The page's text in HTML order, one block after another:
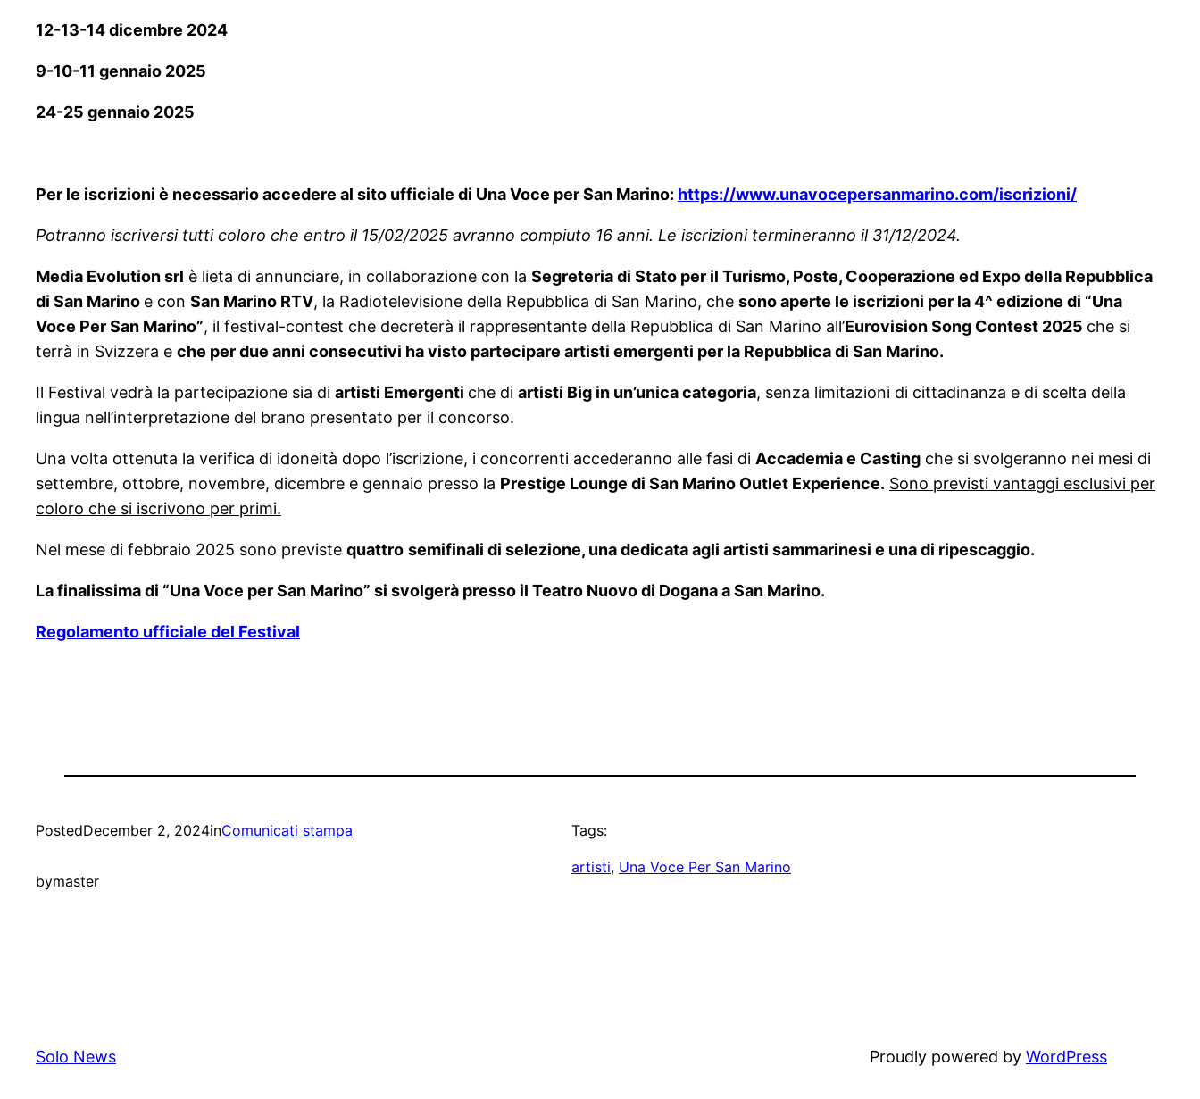
12-13-14 dicembre 2024
9-10-11 gennaio 2025
24-25 gennaio 2025
Per le iscrizioni è necessario accedere al sito ufficiale di Una Voce per San Marino: https://www.unavocepersanmarino.com/iscrizioni/
Potranno iscriversi tutti coloro che entro il 15/02/2025 avranno compiuto 16 anni. Le iscrizioni termineranno il 31/12/2024.
Media Evolution srl è lieta di annunciare, in collaborazione con la Segreteria di Stato per il Turismo, Poste, Cooperazione ed Expo della Repubblica
di San Marino e con San Marino RTV, la Radiotelevisione della Repubblica di San Marino, che sono aperte le iscrizioni per la 4^ edizione di “Una
Voce Per San Marino”, il festival-contest che decreterà il rappresentante della Repubblica di San Marino all’Eurovision Song Contest 2025 che si
terrà in Svizzera e che per due anni consecutivi ha visto partecipare artisti emergenti per la Repubblica di San Marino.
Il Festival vedrà la partecipazione sia di artisti Emergenti che di artisti Big in un’unica categoria, senza limitazioni di cittadinanza e di scelta della
lingua nell’interpretazione del brano presentato per il concorso.
Una volta ottenuta la verifica di idoneità dopo l’iscrizione, i concorrenti accederanno alle fasi di Accademia e Casting che si svolgeranno nei mesi di
settembre, ottobre, novembre, dicembre e gennaio presso la Prestige Lounge di San Marino Outlet Experience. Sono previsti vantaggi esclusivi per
coloro che si iscrivono per primi.
Nel mese di febbraio 2025 sono previste quattro semifinali di selezione, una dedicata agli artisti sammarinesi e una di ripescaggio.
La finalissima di “Una Voce per San Marino” si svolgerà presso il Teatro Nuovo di Dogana a San Marino.
Regolamento ufficiale del Festival
PostedDecember 2, 2024inComunicati stampa
bymaster
Tags:
artisti, Una Voce Per San Marino
Solo News Proudly powered by WordPress